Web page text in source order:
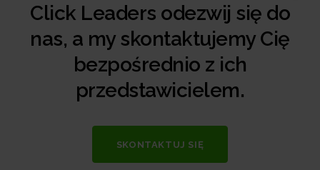
Click Leaders odezwij się do
nas, a my skontaktujemy Cię
bezpośrednio z ich
przedstawicielem.
SKONTAKTUJ SIĘ